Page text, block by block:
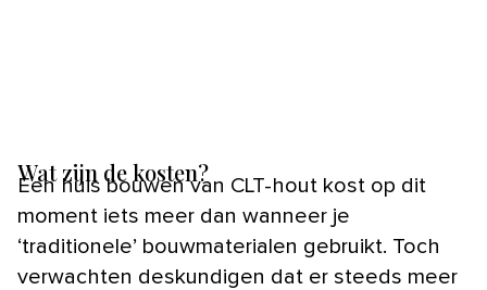
Wat zijn de kosten?
Een huis bouwen van CLT-hout kost op dit
moment iets meer dan wanneer je
‘traditionele’ bouwmaterialen gebruikt. Toch
verwachten deskundigen dat er steeds meer